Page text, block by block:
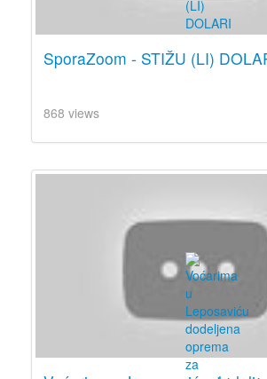
SporaZoom - STIŽU (LI)
868 views